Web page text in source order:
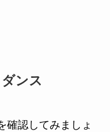
ンス
確認してみましょ